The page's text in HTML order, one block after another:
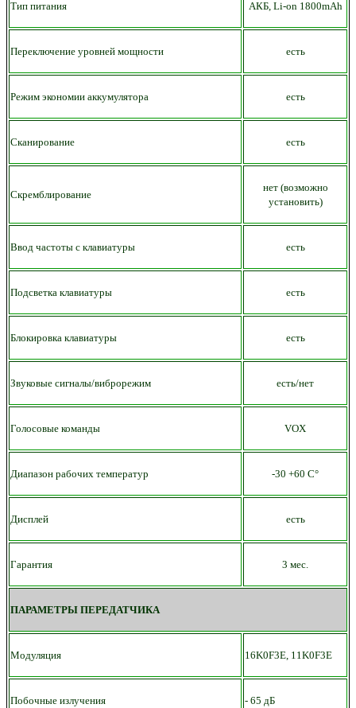
Тип питания АКБ, Li-on1800mAh
Переключение уровней мощности есть
Режим экономии аккумулятора есть
Сканирование есть
Скремблирование
нет (возможно
установить)
Ввод частоты с клавиатуры есть
Подсветка клавиатуры есть
Блокировка клавиатуры есть
Звуковые сигналы/виброрежим есть/нет
Голосовые команды VOX
Диапазон рабочих температур -30 +60 С°
Дисплей есть
Гарантия 3 мес.
ПАРАМЕТРЫ ПЕРЕДАТЧИКА
Модуляция 16K0F3E, 11K0F3E
Побочные излучения - 65 дБ